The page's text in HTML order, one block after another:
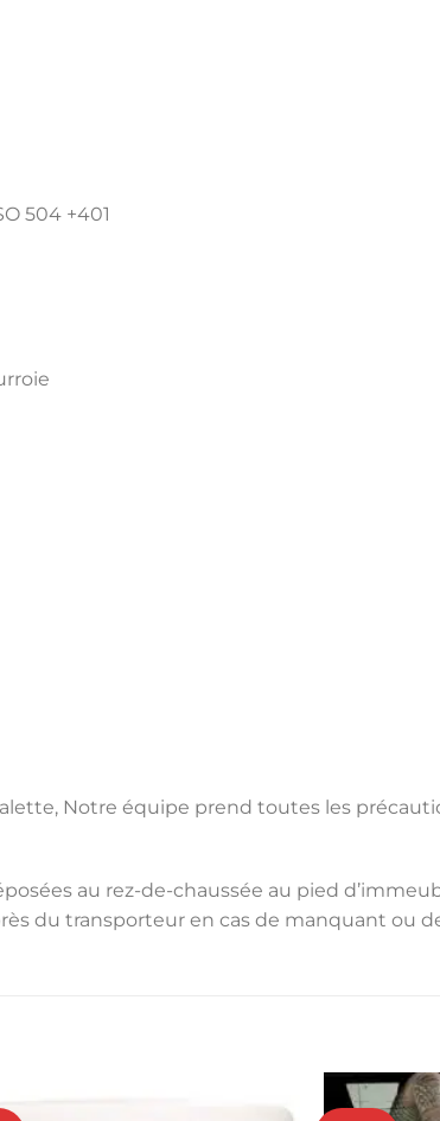
504 +401
Notre équipe prend toutes les
au rez-de-chaussée au pied
du transporteur en cas de manquant ou